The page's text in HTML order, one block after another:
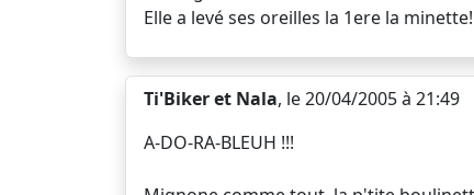
Elle a levé ses oreilles la 1ere la
Ti'Biker et Nala, le 20/04/2005 à 21:49
A-DO-RA-BLEUH !!!